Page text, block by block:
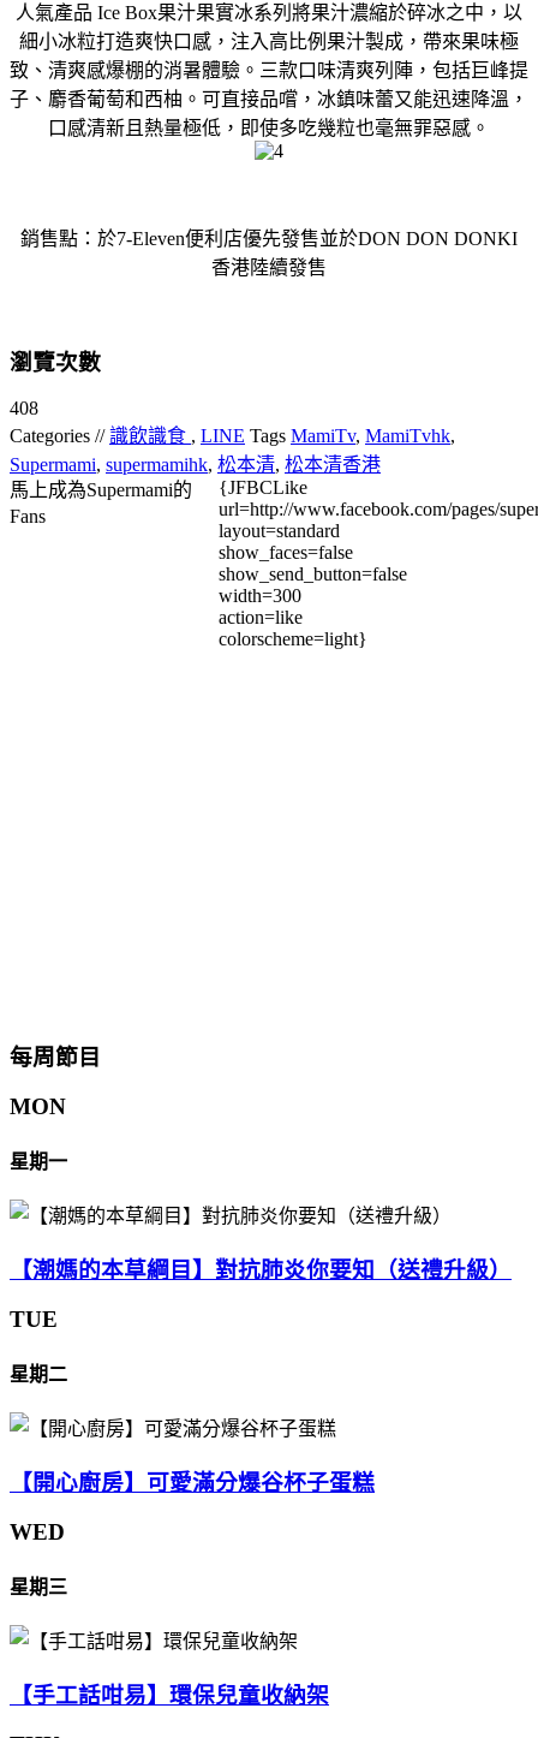
人氣產品 Ice Box果汁果實冰系列將果汁濃縮於碎冰之中，以
細小冰粒打造爽快口感，注入高比例果汁製成，帶來果味極
致、清爽感爆棚的消暑體驗。三款口味清爽列陣，包括巨峰提
子、麝香葡萄和西柚。可直接品嚐，冰鎮味蕾又能迅速降溫，
口感清新且熱量極低，即使多吃幾粒也毫無罪惡感。
銷售點：於7-Eleven便利店優先發售並於DON DON DONKI
香港陸續發售
瀏覽次數
408
Categories //識飲識食 , LINE Tags MamiTv, MamiTvhk,
Supermami, supermamihk, 松本清, 松本清香港
馬上成為Supermami的
Fans
{JFBCLike
url=http://www.facebook.com/pages/
layout=standard
show_faces=false
show_send_button=false
width=300
action=like
colorscheme=light}
每周節目
MON
星期一
【潮媽的本草綱目】對抗肺炎你要知（送禮升級）
TUE
星期二
【開心廚房】可愛滿分爆谷杯子蛋糕
WED
星期三
【手工話咁易】環保兒童收納架